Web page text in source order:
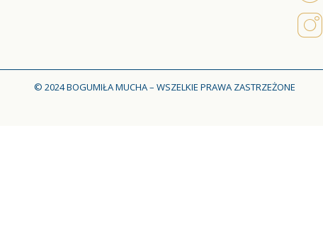
© 2024 BOGUMIŁA MUCHA – WSZELKIE PRAWA ZASTRZEŻONE